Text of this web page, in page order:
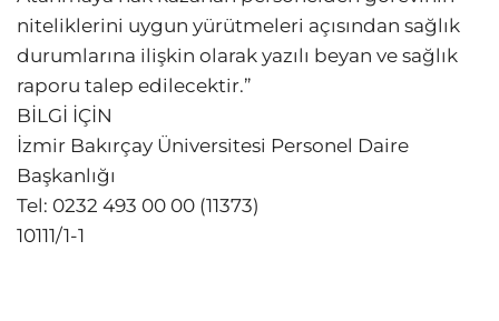
niteliklerini uygun yürütmeleri açısından sağlık
durumlarına ilişkin olarak yazılı beyan ve sağlık
raporu talep edilecektir.”
BİLGİ İÇİN
İzmir Bakırçay Üniversitesi Personel Daire
Başkanlığı
Tel: 0232 493 00 00 (11373)
10111/1-1